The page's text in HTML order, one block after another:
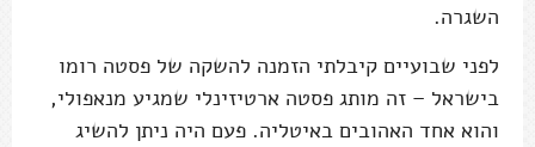
השגרה.
לפני שבועיים קיבלתי הזמנה להשקה של פסטה רומו
בישראל – זה מותג פסטה ארטיזינלי שמגיע מנאפולי,
והוא אחד האהובים באיטליה. פעם היה ניתן להשיג